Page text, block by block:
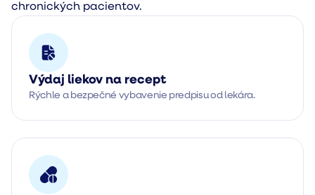
chronických pacientov.
Výdaj liekov na recept
Rýchle a bezpečné vybavenie predpisu od lekára.